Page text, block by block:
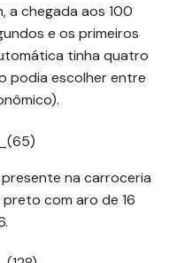
a chegada aos 100
e os primeiros
tinha quatro
podia escolher entre
na carroceria
com aro de 16